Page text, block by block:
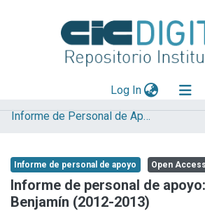
Log In(current)
Explorar
Aportar material
Statistics
Informe de Personal de Apoyo
Informe de personal de apoyo Open Access
Informe de personal de
Benjamín (2012-2013)